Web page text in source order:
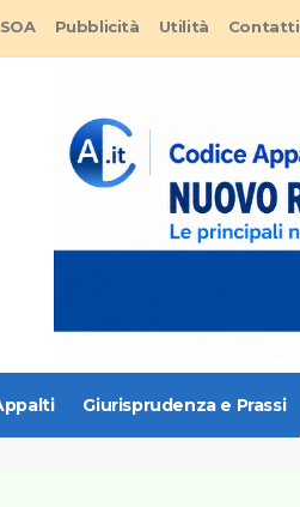
Pubblicità Utilità Contatti
Giurisprudenza e Prassi